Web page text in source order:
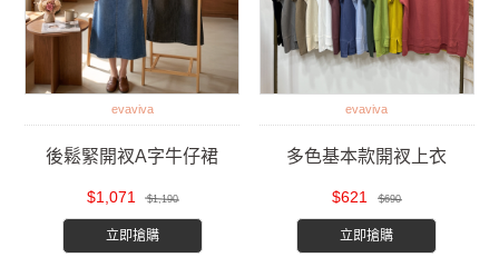
evaviva
後鬆緊開衩A字牛仔裙
$1,071 $1,190
立即搶購
evaviva
多色基本款開衩上衣
$621 $690
立即搶購